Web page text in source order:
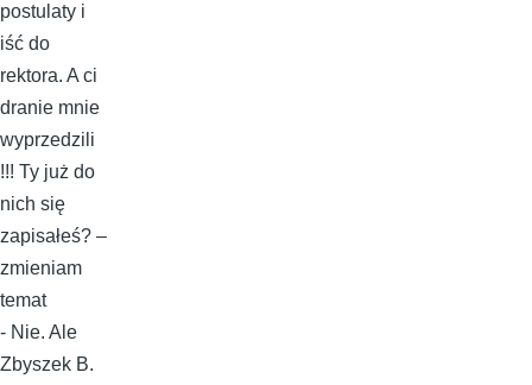
postulaty i
iść do
rektora. A ci
dranie mnie
wyprzedzili
!!! Ty już do
nich się
zapisałeś? –
zmieniam
temat
- Nie. Ale
Zbyszek B.